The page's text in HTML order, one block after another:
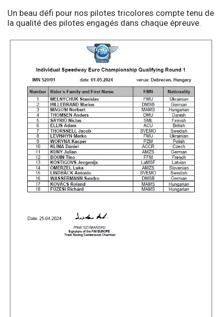
Un beau défi pour nos pilotes tricolores compte tenu de
la qualité des pilotes engagés dans chaque épreuve.